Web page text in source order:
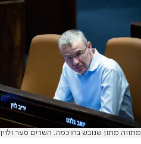
מתווה מתון שגובש בחוכמה. השרים סער ולוין